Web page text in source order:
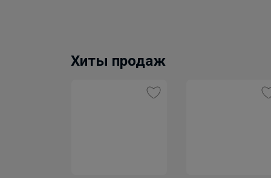
Хиты продаж